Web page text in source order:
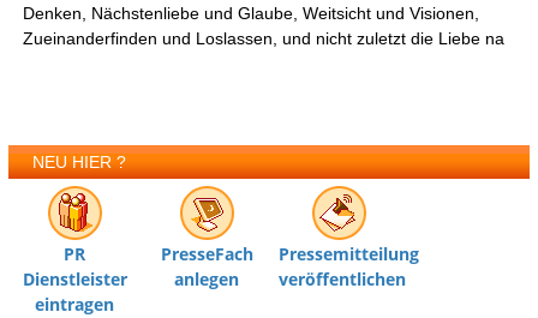
Denken, Nächstenliebe und Glaube, Weitsicht und Visionen,
Zueinanderfinden und Loslassen, und nicht zuletzt die Liebe na
NEU HIER ?
PR
Dienstleister
eintragen
PresseFach
anlegen
Pressemitteilung
veröffentlichen